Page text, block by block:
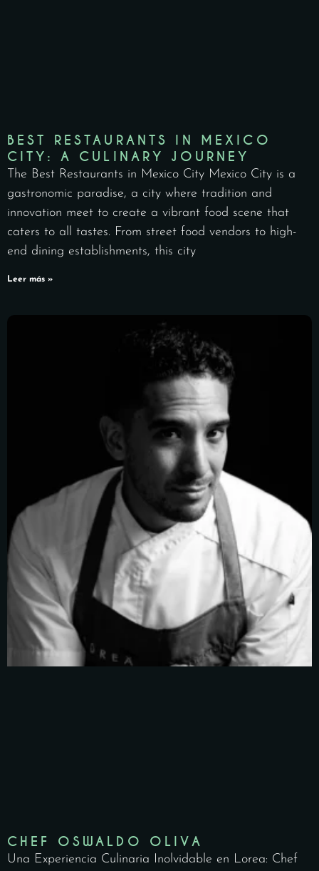
BEST RESTAURANTS IN MEXICO
CITY: A CULINARY JOURNEY
The Best Restaurants in Mexico City Mexico City is a
gastronomic paradise, a city where tradition and
innovation meet to create a vibrant food scene that
caters to all tastes. From street food vendors to high-
end dining establishments, this city
Leer más »
CHEF OSWALDO OLIVA
Una Experiencia Culinaria Inolvidable en Lorea: Chef